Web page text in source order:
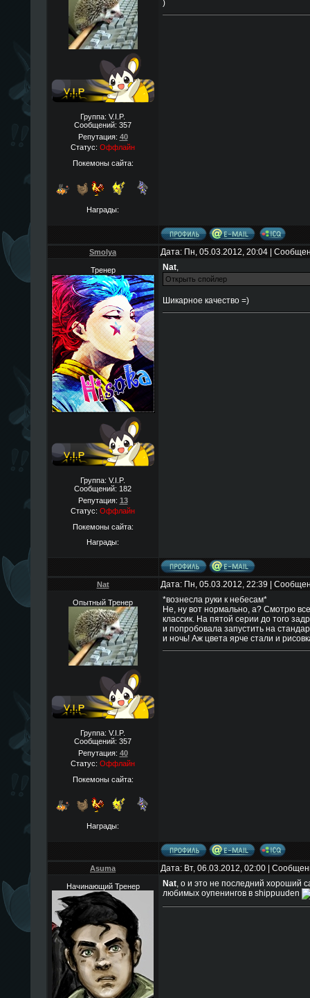
Группа: V.I.P.
Сообщений: 357
Репутация: 40
Статус: Оффлайн
Покемоны сайта:
Награды:
)
Smolya Дата: Пн, 05.03.2012, 20:04 |
Тренер
Группа: V.I.P.
Сообщений: 182
Репутация: 13
Статус: Оффлайн
Покемоны сайта:
Награды:
Nat,
Шикарное качество =)
Nat Дата: Пн, 05.03.2012, 22:39 |
Опытный Тренер
Группа: V.I.P.
Сообщений: 357
Репутация: 40
Статус: Оффлайн
Покемоны сайта:
Награды:
*вознесла руки к небесам*
Не, ну вот нормально, а? Смотрю
классик. На пятой серии до того
и попробовала запустить на
и ночь! Аж цвета ярче стали и
Asuma Дата: Вт, 06.03.2012, 02:00 |
Начинающий Тренер Nat, о и это не последний хороший
любимых оупенингов в shippuuden